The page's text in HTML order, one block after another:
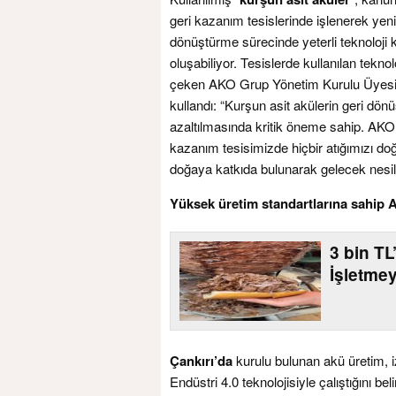
geri kazanım tesislerinde işlenerek
dönüştürme sürecinde yeterli teknoloji
oluşabiliyor. Tesislerde kullanılan
çeken AKO Grup Yönetim Kurulu
kullandı: “Kurşun asit akülerin geri
azaltılmasında kritik öneme sahip.
kazanım tesisimizde hiçbir atığımızı
doğaya katkıda bulunarak gelecek
Yüksek üretim standartlarına sahip
3 bin
Çankırı’dakurulu bulunan akü üretim,
Endüstri 4.0 teknolojisiyle çalıştığını